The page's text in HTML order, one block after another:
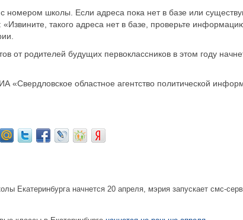
номером школы. Если адреса пока нет в базе или
такого адреса нет в базе, проверьте
от родителей будущих первоклассников в этом году
«Свердловское областное агентство политической
Екатеринбурга начнется 20 апреля, мэрия запускает смс-